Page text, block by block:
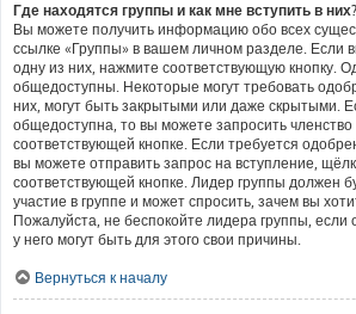
Где находятся группы и как мне вступить в них?
Вы можете получить информацию обо всех
ссылке «Группы» в вашем личном разделе. Если
одну из них, нажмите соответствующую кнопку.
общедоступны. Некоторые могут требовать
них, могут быть закрытыми или даже скрытыми.
общедоступна, то вы можете запросить
соответствующей кнопке. Если требуется
вы можете отправить запрос на вступление,
соответствующей кнопке. Лидер группы должен
участие в группе и может спросить, зачем вы
Пожалуйста, не беспокойте лидера группы, если
у него могут быть для этого свои причины.
Вернуться к началу